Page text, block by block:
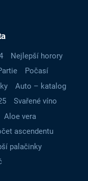
Nejlepší horory
Počasí
Auto – katalog
Svařené víno
Aloe vera
ascendentu
palačinky